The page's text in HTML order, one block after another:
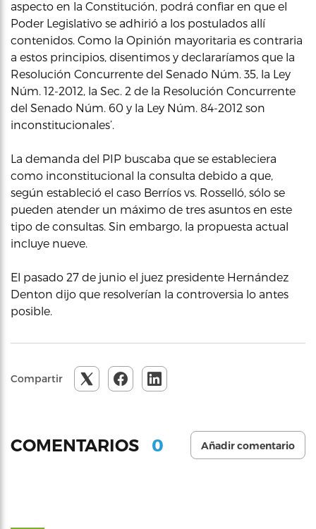
aspecto en la Constitución, podrá confiar en que el
Poder Legislativo se adhirió a los postulados allí
contenidos. Como la Opinión mayoritaria es contraria
a estos principios, disentimos y declararíamos que la
Resolución Concurrente del Senado Núm. 35, la Ley
Núm. 12-2012, la Sec. 2 de la Resolución Concurrente
del Senado Núm. 60 y la Ley Núm. 84-2012 son
inconstitucionales’.
La demanda del PIP buscaba que se estableciera
como inconstitucional la consulta debido a que,
según estableció el caso Berríos vs. Rosselló, sólo se
pueden atender un máximo de tres asuntos en este
tipo de consultas. Sin embargo, la propuesta actual
incluye nueve.
El pasado 27 de junio el juez presidente Hernández
Denton dijo que resolverían la controversia lo antes
posible.
Compartir
COMENTARIOS 0 Añadir comentario